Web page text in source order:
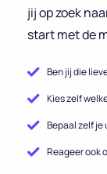
jij op zoek
start met de
Ben jij die
Kies zelf
Bepaal zelf
Reageer ook